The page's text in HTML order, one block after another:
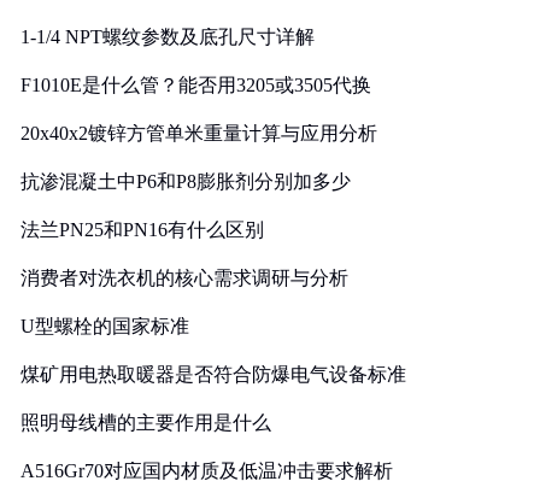
1-1/4 NPT螺纹参数及底孔尺寸详解
F1010E是什么管？能否用3205或3505代换
20x40x2镀锌方管单米重量计算与应用分析
抗渗混凝土中P6和P8膨胀剂分别加多少
法兰PN25和PN16有什么区别
消费者对洗衣机的核心需求调研与分析
U型螺栓的国家标准
煤矿用电热取暖器是否符合防爆电气设备标准
照明母线槽的主要作用是什么
A516Gr70对应国内材质及低温冲击要求解析